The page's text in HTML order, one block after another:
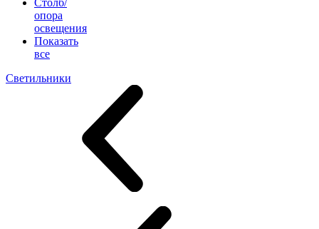
Столб/
опора
освещения
Показать
все
Светильники